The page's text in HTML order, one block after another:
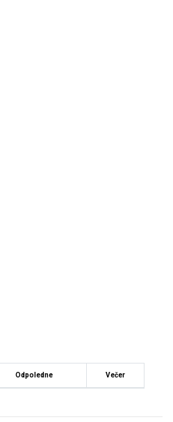
Odpoledne Večer